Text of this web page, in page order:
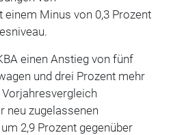
Minus von 0,3 Prozent
einen Anstieg von fünf
und drei Prozent mehr
neu zugelassenen
2,9 Prozent gegenüber